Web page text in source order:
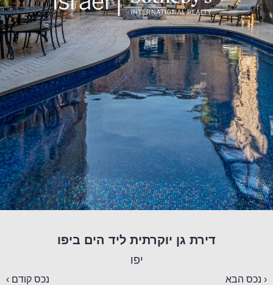
דירת גן יוקרתית ליד הים ביפו
יפו
‹ נכס הבא נכס קודם ›